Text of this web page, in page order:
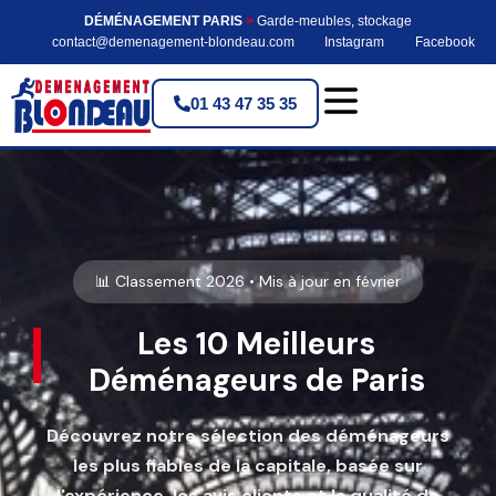
DÉMÉNAGEMENT PARIS > Garde-meubles, stockage
contact@demenagement-blondeau.com
Instagram Facebook
01 43 47 35 35
📊 Classement 2026 • Mis à jour en février
Les 10 Meilleurs
Déménageurs de Paris
Découvrez notre sélection des déménageurs
les plus fiables de la capitale, basée sur